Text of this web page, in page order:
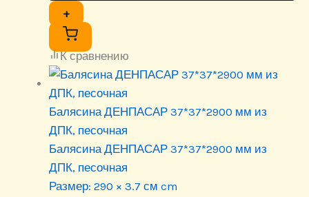
+
К сравнению
Балясина ДЕНПАСАР 37*37*2900 мм из
ДПК, песочная
Балясина ДЕНПАСАР 37*37*2900 мм из
ДПК, песочная
Размер: 290 × 3.7 см cm